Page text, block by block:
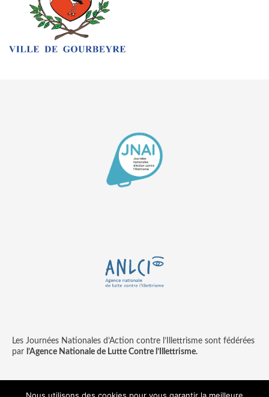
Les Journées Nationales d’Action contre l’Illettrisme sont fédérées
par l’Agence Nationale de Lutte Contre l’Illettrisme.